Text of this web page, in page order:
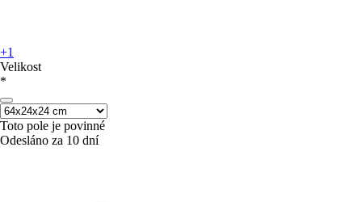
+1
Velikost
*
Toto pole je povinné
Odesláno za 10 dní